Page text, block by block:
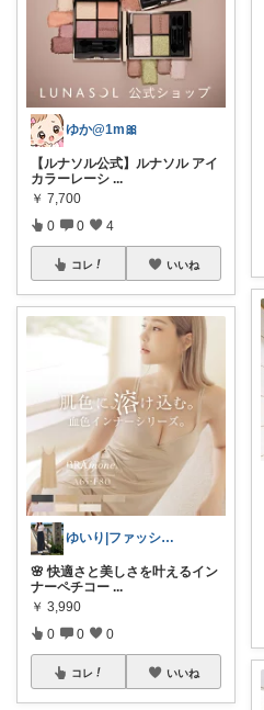
ゆか@1m🎀
【ルナソル公式】ルナソル アイ
カラーレーシ ...
￥ 7,700
0 0 4
コレ いいね
ゆいり|ファッション👗
🌸 快適さと美しさを叶えるイン
ナーペチコー ...
￥ 3,990
0 0 0
コレ いいね